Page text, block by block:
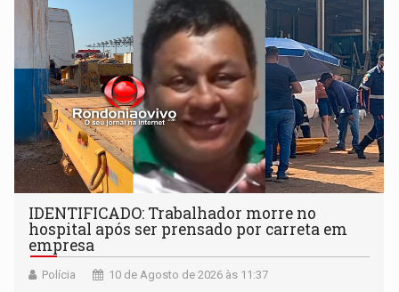
IDENTIFICADO: Trabalhador morre no
hospital após ser prensado por carreta em
empresa
Polícia 10 de Agosto de 2026 às 11:37